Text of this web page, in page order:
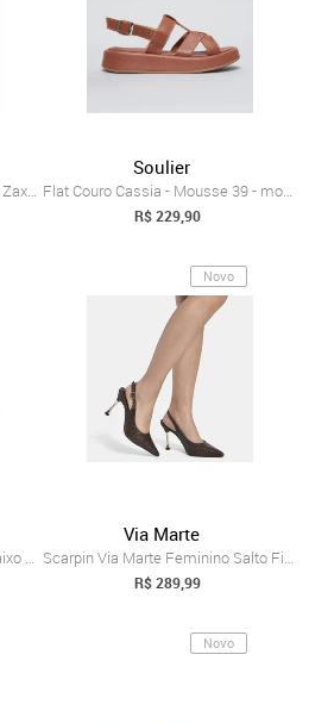
Plataforma Tamanco Feminina Zaxy Party Marrom
Soulier
Flat Couro Cassia - Mousse 39 - mousse
R$ 229,90
Tênis Feminino Casual Cano Baixo Dia a D...
Novo
Via Marte
Scarpin Via Marte Feminino Salto Fino Co...
R$ 289,99
Novo